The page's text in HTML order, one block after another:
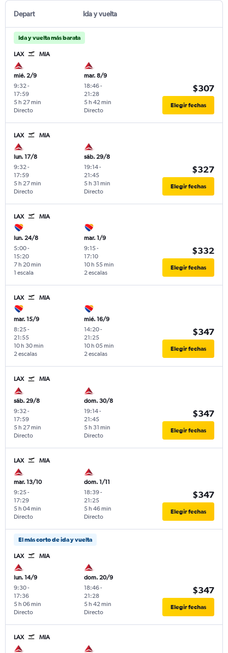
Depart Ida y vuelta
Ida y vuelta más barata
LAX MIA
mié. 2/9
9:32-
17:59
Directo
5 h 27 min
mar. 8/9
18:46-
21:28
Directo
5 h 42 min
$307
Elegir fechas
LAX MIA
lun. 17/8
9:32-
17:59
Directo
5 h 27 min
sáb. 29/8
19:14-
21:45
Directo
5 h 31 min
$327
Elegir fechas
LAX MIA
lun. 24/8
5:00-
15:20
1 escala
7 h 20 min
mar. 1/9
9:15-
17:10
2 escalas
10 h 55 min
$332
Elegir fechas
LAX MIA
mar. 15/9
8:25-
21:55
2 escalas
10 h 30 min
mié. 16/9
14:20-
21:25
2 escalas
10 h 05 min
$347
Elegir fechas
LAX MIA
sáb. 29/8
9:32 -
17:59
Directo
5 h 27 min
dom. 30/8
19:14-
21:45
Directo
5 h 31 min
$347
Elegir fechas
LAX MIA
mar. 13/10
9:25-
17:29
Directo
5 h 04 min
dom. 1/11
18:39-
21:25
Directo
5 h 46 min
$347
Elegir fechas
El más corto de ida y vuelta
LAX MIA
lun. 14/9
9:30-
17:36
Directo
5 h 06 min
dom. 20/9
18:46-
21:28
Directo
5 h 42 min
$347
Elegir fechas
LAX MIA